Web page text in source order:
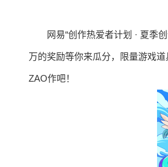
网易“创作热爱者计划 · 夏季
万的奖励等你来瓜分，限量游戏
ZAO作吧！